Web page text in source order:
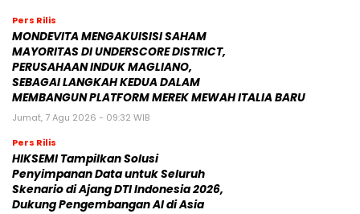
Pers Rilis
MONDEVITA MENGAKUISISI SAHAM
MAYORITAS DI UNDERSCORE DISTRICT,
PERUSAHAAN INDUK MAGLIANO,
SEBAGAI LANGKAH KEDUA DALAM
MEMBANGUN PLATFORM MEREK MEWAH ITALIA BARU
Jumat, 7 Agu 2026 - 09:32 WIB
Pers Rilis
HIKSEMI Tampilkan Solusi
Penyimpanan Data untuk Seluruh
Skenario di Ajang DTI Indonesia 2026,
Dukung Pengembangan AI di Asia